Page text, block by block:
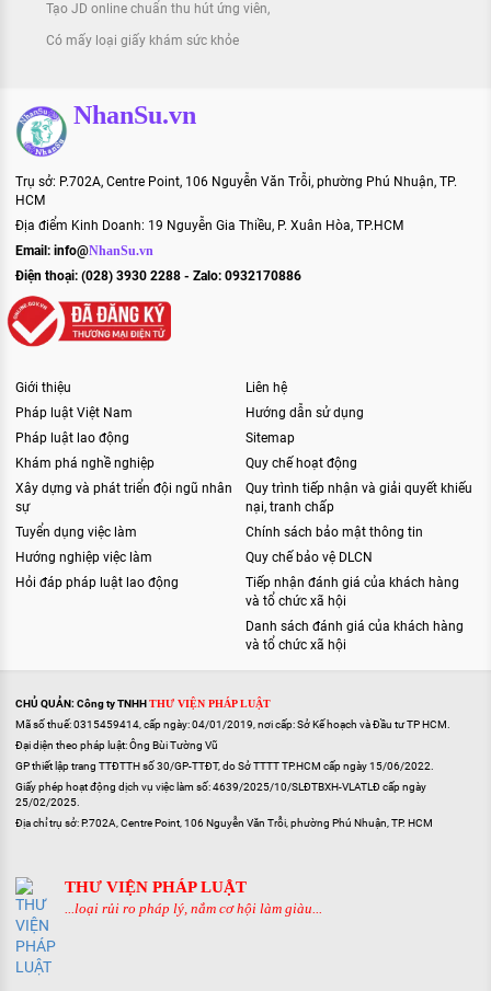
Tạo JD online chuẩn thu hút ứng viên
Có mấy loại giấy khám sức khỏe
NhanSu.vn
Trụ sở: P.702A, Centre Point, 106 Nguyễn Văn Trỗi, phường Phú Nhuận, TP.
HCM
Địa điểm Kinh Doanh: 19 Nguyễn Gia Thiều, P. Xuân Hòa, TP.HCM
Email: info@NhanSu.vn
Điện thoại: (028) 3930 2288 - Zalo: 0932170886
Giới thiệu
Pháp luật Việt Nam
Pháp luật lao động
Khám phá nghề nghiệp
Xây dựng và phát triển đội ngũ nhân
sự
Tuyển dụng việc làm
Hướng nghiệp việc làm
Hỏi đáp pháp luật lao động
Liên hệ
Hướng dẫn sử dụng
Sitemap
Quy chế hoạt động
Quy trình tiếp nhận và giải quyết khiếu
nại, tranh chấp
Chính sách bảo mật thông tin
Quy chế bảo vệ DLCN
Tiếp nhận đánh giá của khách hàng
và tổ chức xã hội
Danh sách đánh giá của khách hàng
và tổ chức xã hội
CHỦ QUẢN: Công ty TNHHTHƯ VIỆN PHÁP LUẬT
Mã số thuế: 0315459414, cấp ngày: 04/01/2019, nơi cấp: Sở Kế hoạch và Đầu tư TP HCM.
Đại diện theo pháp luật: Ông Bùi Tường Vũ
GP thiết lập trang TTĐTTH số 30/GP-TTĐT, do Sở TTTT TP.HCM cấp ngày 15/06/2022.
Giấy phép hoạt động dịch vụ việc làm số: 4639/2025/10/SLĐTBXH-VLATLĐ cấp ngày
25/02/2025.
Địa chỉ trụ sở: P.702A, Centre Point, 106 Nguyễn Văn Trỗi, phường Phú Nhuận, TP. HCM
THƯ VIỆN PHÁP LUẬT
...loại rủi ro pháp lý, nắm cơ hội làm giàu...